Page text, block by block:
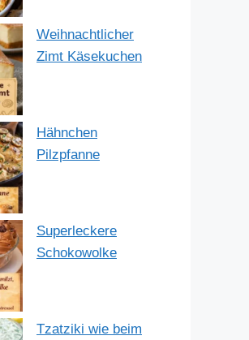
Weihnachtlicher
Zimt Käsekuchen
Hähnchen
Pilzpfanne
Superleckere
Schokowolke
Tzatziki wie beim